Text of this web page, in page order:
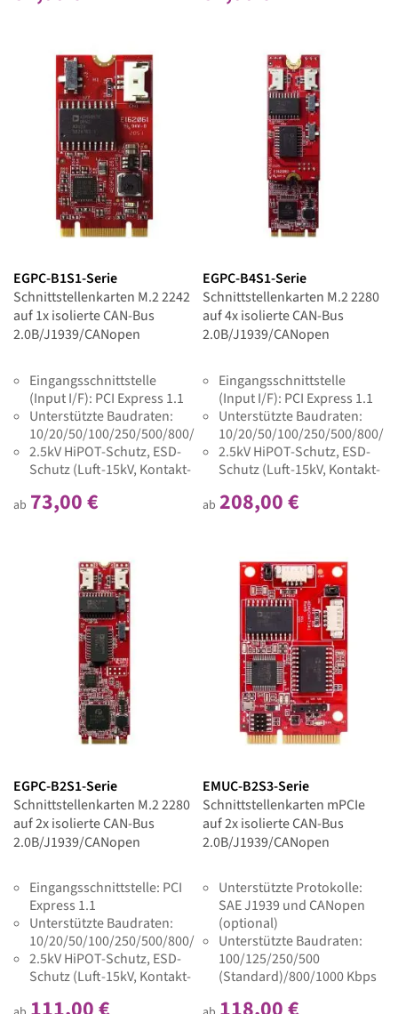
EGPC-B1S1-Serie
Schnittstellenkarten M.2 2242
auf 1x isolierte CAN-Bus
2.0B/J1939/CANopen
Eingangsschnittstelle
(Input I/F): PCI Express 1.1
Unterstützte Baudraten:
10/20/50/100/250/500/800/1000K
2.5kV HiPOT-Schutz, ESD-
Schutz (Luft-15kV, Kontakt-
ab 73,00 €
EGPC-B4S1-Serie
Schnittstellenkarten M.2 2280
auf 4x isolierte CAN-Bus
2.0B/J1939/CANopen
Eingangsschnittstelle
(Input I/F): PCI Express 1.1
Unterstützte Baudraten:
10/20/50/100/250/500/800/
2.5kV HiPOT-Schutz, ESD-
Schutz (Luft-15kV, Kontakt-
ab 208,00 €
EGPC-B2S1-Serie
Schnittstellenkarten M.2 2280
auf 2x isolierte CAN-Bus
2.0B/J1939/CANopen
Eingangsschnittstelle: PCI
Express 1.1
Unterstützte Baudraten:
10/20/50/100/250/500/800/1000K
2.5kV HiPOT-Schutz, ESD-
Schutz (Luft-15kV, Kontakt-
EMUC-B2S3-Serie
Schnittstellenkarten mPCIe
auf 2x isolierte CAN-Bus
2.0B/J1939/CANopen
Unterstützte Protokolle:
SAE J1939 und CANopen
(optional)
Unterstützte Baudraten:
100/125/250/500
(Standard)/800/1000 Kbps